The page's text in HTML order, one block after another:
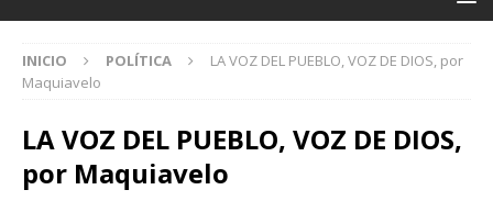
INICIO POLÍTICA
LA VOZ DEL PUEBLO, VOZ DE DIOS, por
Maquiavelo
LA VOZ DEL PUEBLO, VOZ DE DIOS,
por Maquiavelo